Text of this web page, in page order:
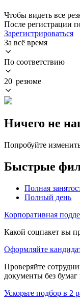
Чтобы видеть все
После регистрации
Зарегистрироваться
За всё время
По соответствию
20 резюме
Ничего не
Попробуйте
Быстрые
Полная
Полный день
Корпоративная
Какой соцпакет вы
Оформляйте
Проверяйте
документы без
Ускорьте подбор в 2